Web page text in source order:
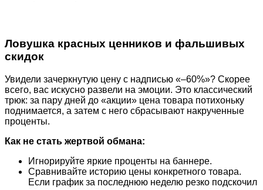
Ловушка красных ценников и фальшивых
скидок
Увидели зачеркнутую цену с надписью «–60%»? Скорее
всего, вас искусно развели на эмоции. Это классический
трюк: за пару дней до «акции» цена товара потихоньку
поднимается, а затем с него сбрасывают накрученные
проценты.
Как не стать жертвой обмана:
Игнорируйте яркие проценты на баннере.
Сравнивайте историю цены конкретного товара.
Если график за последнюю неделю резко подскочил